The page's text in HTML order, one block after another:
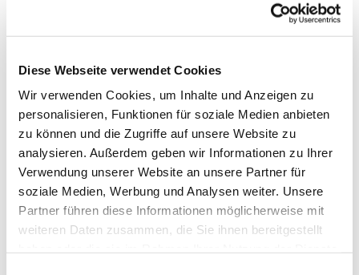
Diese Webseite verwendet Cookies
Wir verwenden Cookies, um Inhalte und Anzeigen zu
personalisieren, Funktionen für soziale Medien anbieten
zu können und die Zugriffe auf unsere Website zu
analysieren. Außerdem geben wir Informationen zu Ihrer
Verwendung unserer Website an unsere Partner für
soziale Medien, Werbung und Analysen weiter. Unsere
Partner führen diese Informationen möglicherweise mit
weiteren Daten zusammen, die Sie ihnen bereitgestellt